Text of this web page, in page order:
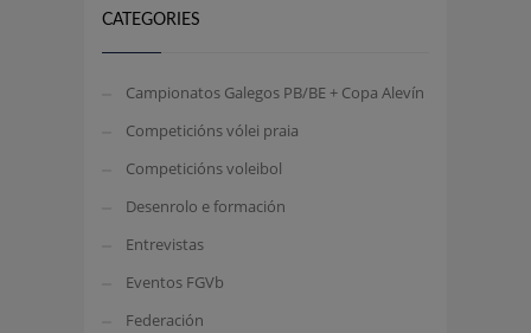
CATEGORIES
Campionatos Galegos PB/BE + Copa Alevín
Competicións vólei praia
Competicións voleibol
Desenrolo e formación
Entrevistas
Eventos FGVb
Federación